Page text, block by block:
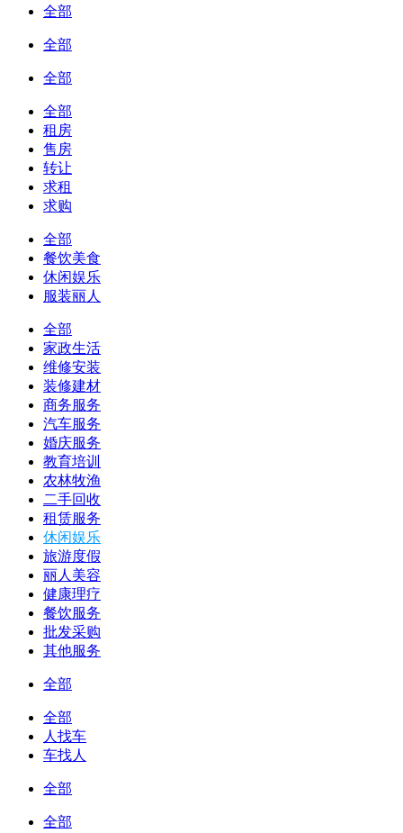
全部
全部
全部
全部
租房
售房
转让
求租
求购
全部
餐饮美食
休闲娱乐
服装丽人
全部
家政生活
维修安装
装修建材
商务服务
汽车服务
婚庆服务
教育培训
农林牧渔
二手回收
租赁服务
休闲娱乐
旅游度假
丽人美容
健康理疗
餐饮服务
批发采购
其他服务
全部
全部
人找车
车找人
全部
全部